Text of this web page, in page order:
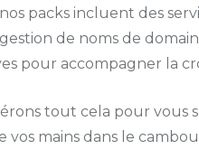
packs incluent des
de noms de
pour accompagner la
tout cela pour vous
vos mains dans le